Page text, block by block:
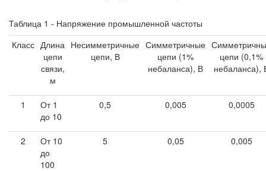
Таблица 1 - Напряжение промышленной частоты
Класс Длина
цепи
связи,
м
Несимметричные
цепи, В
Симметричные
цепи (1%
небаланса), В
цепи (0,1%
небаланса),
1
От 1
до 10
0,5 0,005 0,0005
2
От 10
до
100
5 0,05 0,005